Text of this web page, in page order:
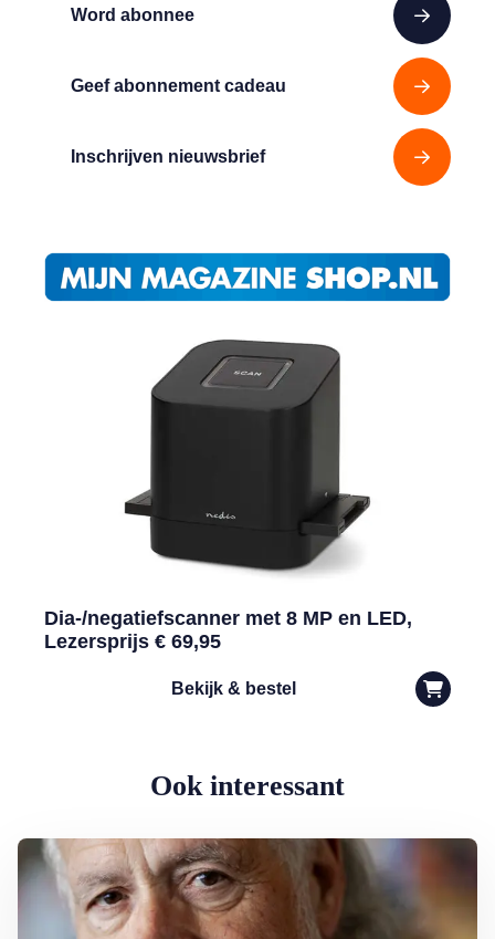
Word abonnee
Geef abonnement cadeau
Inschrijven nieuwsbrief
Dia-/negatiefscanner met 8 MP en LED,
Lezersprijs € 69,95
Bekijk & bestel
Ook interessant
Lees meer over George Baker (81) blijft liedjes schrijven en